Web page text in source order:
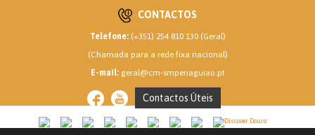
CONTACTOS
Telefone:(+351) 254 810 130 (Geral)
(Chamada para a rede fixa nacional)
E-mail:geral@cm-smpenaguiao.pt
Contactos Úteis